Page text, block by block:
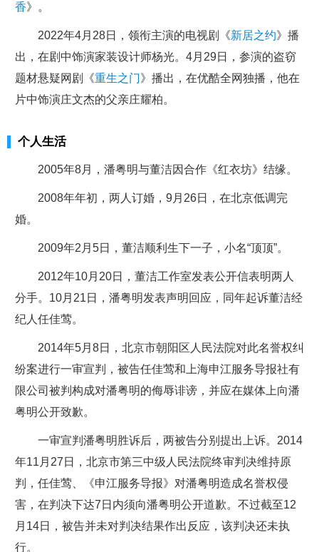
香》。
2022年4月28日，领衔主演的电视剧《新居之约》播
出，在剧中饰演家装设计师杨光。4月29日，参演的盗窃
题材悬疑网剧《重生之门》播出，在优酷全网独播，他在
片中饰演庄文杰的父亲庄耀柏。
个人生活
2005年8月，潘粤明与董洁因合作《红衣坊》结缘。
2008年年初，两人订婚，9月26日，在北京低调完
婚。
2009年2月5日，董洁顺利生下一子，小名“顶顶”。
2012年10月20日，董洁工作室发表公开信表明两人
分手。10月21日，潘粤明发表声明回应，同年起诉董洁经
纪人任佳莺。
2014年5月8日，北京市朝阳区人民法院对此名誉权纠
纷案进行一审宣判，被告任佳莺和上海申江服务导报社有
限公司被判构成对潘粤明的侮辱诽谤，并应在媒体上向潘
粤明公开致歉。
一审宣判潘粤明胜诉后，两被告分别提出上诉。2014
年11月27日，北京市第三中级人民法院终审判决维持原
判，任佳莺、《申江服务导报》对潘粤明造成名誉权侵
害，在判决下达7日内须向潘粤明公开道歉。不过截至12
月14日，被告并未对判决结果作出反应，该判决还未执
行。